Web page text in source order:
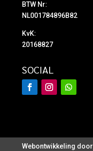
BTW Nr:
NL001784896B82
KvK:
20168827
SOCIAL
Webontwikkeling door